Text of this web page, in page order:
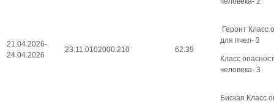
21.04.2026-
24.04.2026
23:11:0102000:210 62.39
Геронт Класс
для пчел- 3
Класс
человека- 3
Биская Класс